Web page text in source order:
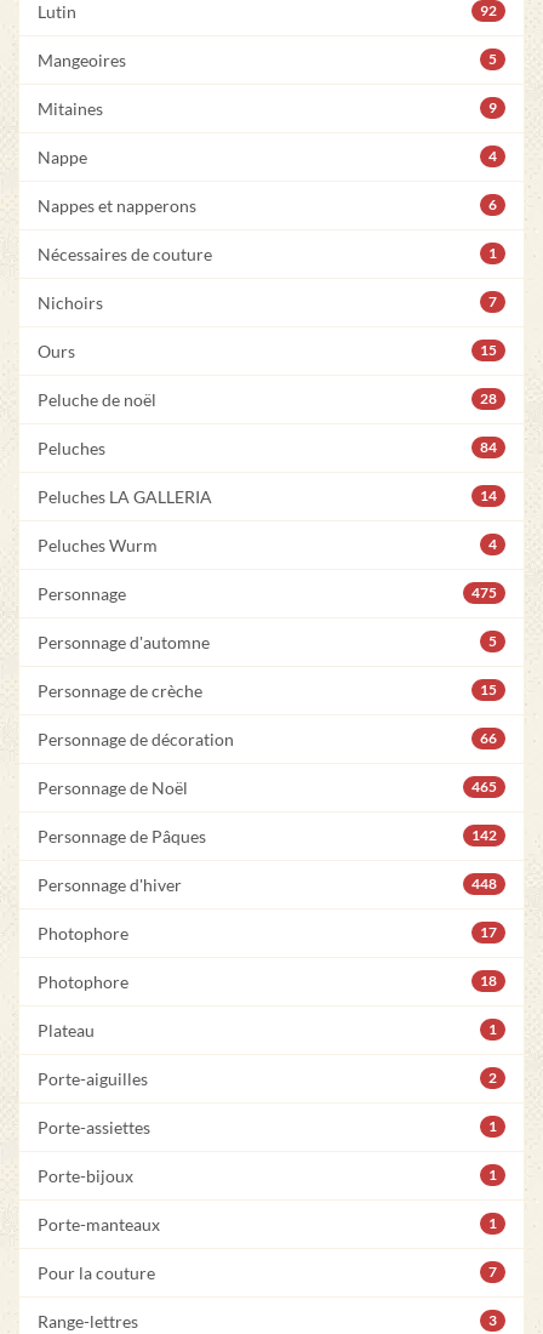
Lutin 92
Mangeoires 5
Mitaines 9
Nappe 4
Nappes et napperons 6
Nécessaires de couture 1
Nichoirs 7
Ours 15
Peluche de noël 28
Peluches 84
Peluches LA GALLERIA 14
Peluches Wurm 4
Personnage 475
Personnage d'automne 5
Personnage de crèche 15
Personnage de décoration 66
Personnage de Noël 465
Personnage de Pâques 142
Personnage d'hiver 448
Photophore 17
Photophore 18
Plateau 1
Porte-aiguilles 2
Porte-assiettes 1
Porte-bijoux 1
Porte-manteaux 1
Pour la couture 7
Range-lettres 3